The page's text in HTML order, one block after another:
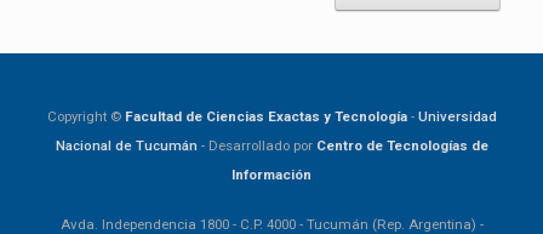
Copyright © Facultad de Ciencias Exactas y Tecnología- Universidad
Nacional de Tucumán - Desarrollado por Centro de Tecnologías de
Información
Avda. Independencia 1800 - C.P. 4000 - Tucumán (Rep. Argentina) -